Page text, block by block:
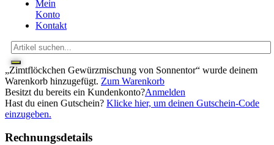
Mein
Konto
Kontakt
„Zimtflöckchen Gewürzmischung von Sonnentor“ wurde deinem
Warenkorb hinzugefügt. Zum Warenkorb
Besitzt du bereits ein Kundenkonto?Anmelden
Hast du einen Gutschein? Klicke hier, um deinen Gutschein-Code
einzugeben.
Rechnungsdetails